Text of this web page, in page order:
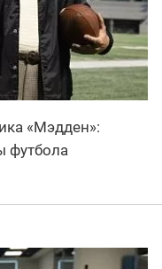
«Мэдден»:
футбола